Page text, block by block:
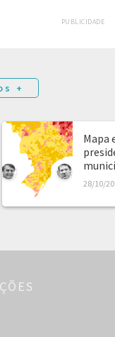
PUBLICIDADE
+
Mapa
28/10/